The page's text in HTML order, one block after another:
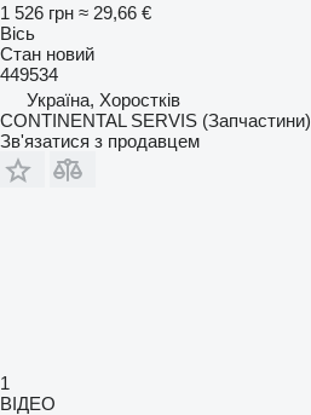
1 526 грн ≈ 29,66 €
Вісь
Стан новий
449534
Україна, Хоростків
CONTINENTAL SERVIS (Запчастини)
Зв'язатися з продавцем
1
ВІДЕО